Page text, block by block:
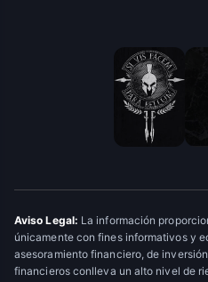
Aviso Legal: La información
únicamente con fines informativos y
asesoramiento financiero, de
financieros conlleva un alto nivel de